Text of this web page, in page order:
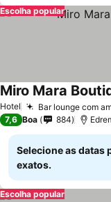
Escolha popular
Hotel Bar lounge com
Miro Mara
7,6 Boa 884
Selecione as datas
exatos.
Escolha popular